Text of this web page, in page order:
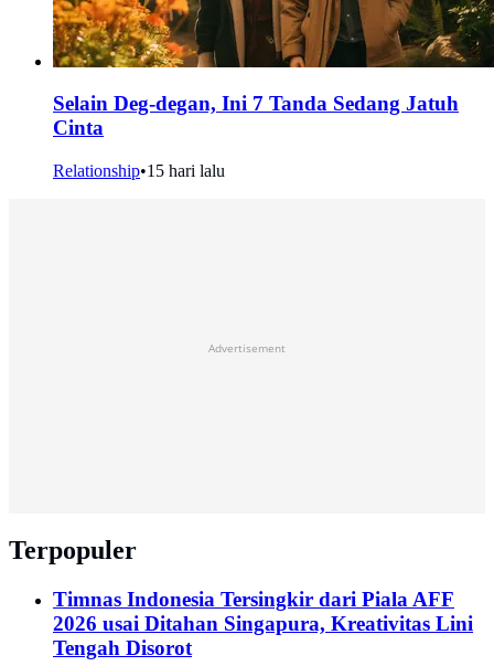
Selain Deg-degan, Ini 7 Tanda Sedang Jatuh
Cinta
Relationship•15 hari lalu
Advertisement
Terpopuler
Timnas Indonesia Tersingkir dari Piala AFF
2026 usai Ditahan Singapura, Kreativitas Lini
Tengah Disorot